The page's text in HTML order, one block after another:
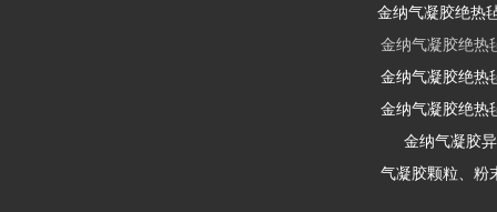
金纳气凝胶绝热
金纳气凝胶绝热
金纳气凝胶绝热
金纳气凝胶绝热
金纳气凝胶
气凝胶颗粒、粉